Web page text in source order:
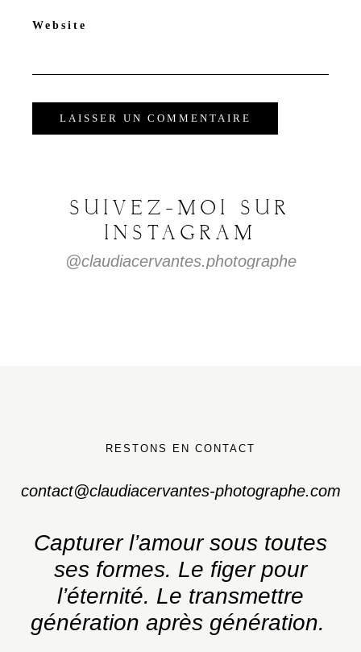
Website
SUIVEZ-MOI
SUR
INSTAGRAM
@claudiacervantes.photographe
RESTONS EN CONTACT
contact@claudiacervantes-photographe.com
Capturer l’amour sous toutes
ses formes. Le figer pour
l’éternité. Le transmettre
génération après génération.